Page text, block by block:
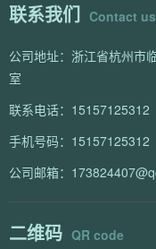
联系我们 Contact us
公司地址：浙江省杭州市
室
联系电话：15157125312
手机号码：15157125312
公司邮箱：
二维码 QR code